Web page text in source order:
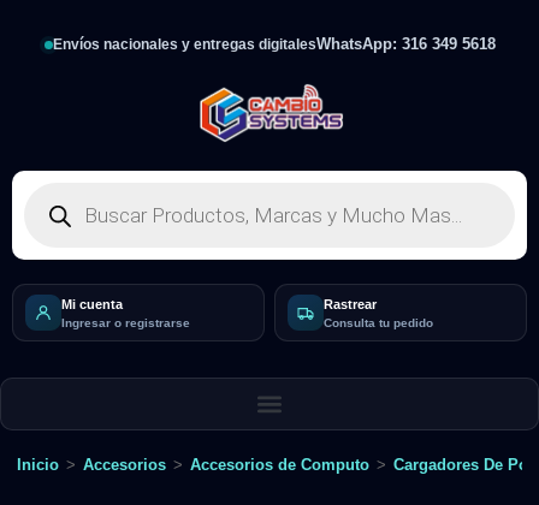
Envíos nacionales y entregas digitalesWhatsApp: 316 349 5618
Mi cuenta
Ingresar o registrarse
Rastrear
Consulta tu pedido
Inicio > Accesorios > Accesorios de Computo > Cargadores De